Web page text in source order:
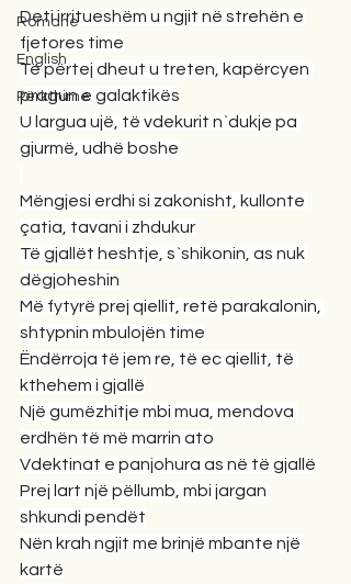
Romane
English
Përkthime
Deti irritueshëm u ngjit në strehën e
fjetores time
Të përtej dheut u treten, kapërcyen
pragun e galaktikës
U largua ujë, të vdekurit n`dukje pa
gjurmë, udhë boshe
Mëngjesi erdhi si zakonisht, kullonte
çatia, tavani i zhdukur
Të gjallët heshtje, s`shikonin, as nuk
dëgjoheshin
Më fytyrë prej qiellit, retë parakalonin,
shtypnin mbulojën time
Ëndërroja të jem re, të ec qiellit, të
kthehem i gjallë
Një gumëzhitje mbi mua, mendova
erdhën të më marrin ato
Vdektinat e panjohura as në të gjallë
Prej lart një pëllumb, mbi jargan
shkundi pendët
Nën krah ngjit me brinjë mbante një
kartë